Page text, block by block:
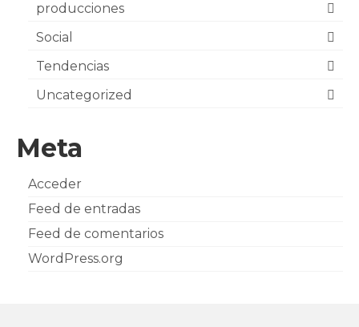
producciones
Social
Tendencias
Uncategorized
Meta
Acceder
Feed de entradas
Feed de comentarios
WordPress.org